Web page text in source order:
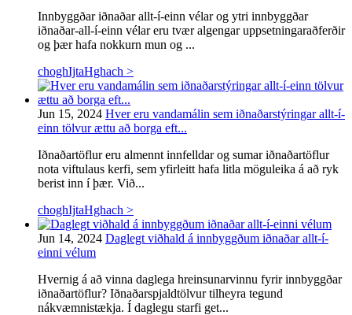
Innbyggðar iðnaðar allt-í-einn vélar og ytri innbyggðar
iðnaðar-all-í-einn vélar eru tvær algengar uppsetningaraðferðir
og þær hafa nokkurn mun og ...
choghIjtaHghach >
Jun 15, 2024 Hver eru vandamálin sem iðnaðarstýringar allt-í-
einn tölvur ættu að borga eft...
Iðnaðartöflur eru almennt innfelldar og sumar iðnaðartöflur
nota viftulaus kerfi, sem yfirleitt hafa litla möguleika á að ryk
berist inn í þær. Við...
choghIjtaHghach >
Jun 14, 2024 Daglegt viðhald á innbyggðum iðnaðar allt-í-
einni vélum
Hvernig á að vinna daglega hreinsunarvinnu fyrir innbyggðar
iðnaðartöflur? Iðnaðarspjaldtölvur tilheyra tegund
nákvæmnistækja. Í daglegu starfi get...